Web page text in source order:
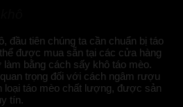
đầu tiên chúng ta cần chuẩn bị táo
được mua sẵn tại các cửa hàng
bằng cách sấy khô táo mèo.
trọng đối với cách ngâm rượu
loại táo mèo chất lượng, được sản
tín.